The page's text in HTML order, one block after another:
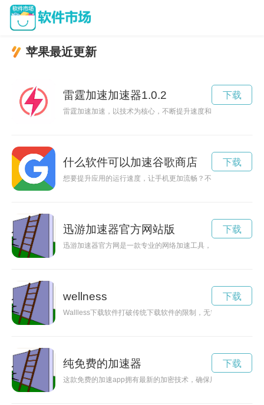
苹果最近更新
雷霆加速加速器1.0.2
雷霆加速加速，以技术为核心，不断提升速度和效率，引领未来
下载
什么软件可以加速谷歌商店
想要提升应用的运行速度，让手机更加流畅？不妨试试这些软
下载
迅游加速器官方网站版
迅游加速器官方网是一款专业的网络加速工具，能够帮助用户
下载
wellness
Wallless下载软件打破传统下载软件的限制，无需墙体限制，让
下载
纯免费的加速器
这款免费的加速app拥有最新的加密技术，确保用户的隐私安
下载